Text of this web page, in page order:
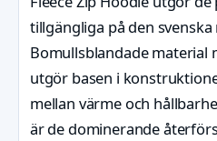
tillgängliga på den
Bomullsblandade material
utgör basen i
mellan värme och
är de dominerande